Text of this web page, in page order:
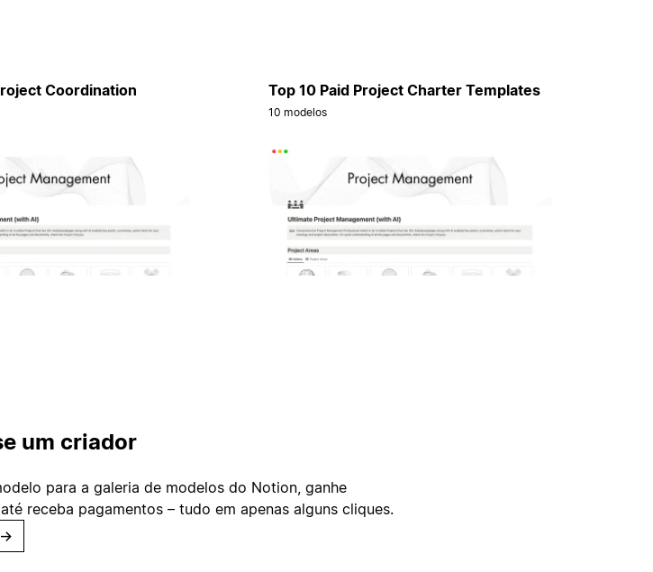
Coordination
Top 10 Paid Project Charter Templates
10 modelos
um criador
para a galeria de modelos do Notion, ganhe
receba pagamentos – tudo em apenas alguns cliques.
→